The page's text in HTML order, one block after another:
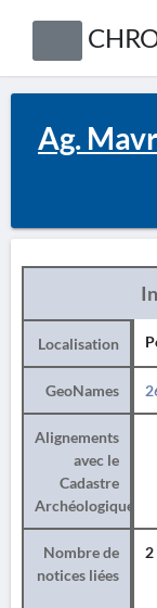
Ag.
Localisation
GeoNames
Alignements
avec le
Cadastre
Archéologique
Nombre de
notices liées
2